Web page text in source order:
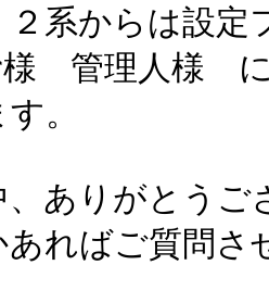
系からは設定
管理人様 に
。
、ありがとうご
あればご質問さ